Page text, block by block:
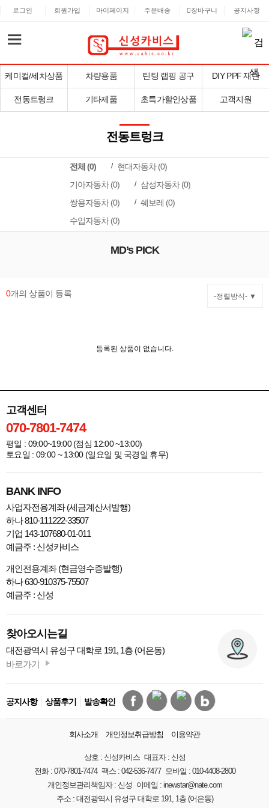
로그인 회원가입 마이페이지 주문배송 장바구니 공지사항
케미컬/세차상품 차량용품 틴팅 랩핑 공구 DIY PPF 재단
전동트렁크 기타제품 초특가할인상품 고객지원
전동트렁크
전체 (0)
현대자동차 (0)
기아자동차 (0)
삼성자동차 (0)
쌍용자동차 (0)
쉐보레 (0)
수입자동차 (0)
MD’s PICK
0개의 상품이 등록 -정렬방식- ▼
등록된 상품이 없습니다.
고객센터
070-7801-7474
평일 : 09:00~19:00 (점심 12:00 ~13:00)
토요일 : 09:00 ~ 13:00 (일요일 및 국경일 휴무)
BANK INFO
사업자전용계좌 (세금계산서발행)
하나 810-111222-33507
기업 143-107680-01-011
예금주 : 신성카비스
개인전용계좌 (현금영수증발행)
하나 630-910375-75507
예금주 : 신성
찾아오시는길
대전광역시 유성구 대학로 191, 1층 (어은동)
바로가기
공지사항 상품후기 발송확인
회사소개 개인정보취급방침 이용약관
상호 :신성카비스 대표자 :신성
전화 : 070-7801-7474 팩스 : 042-536-7477 모바일 : 010-4408-2800
개인정보관리책임자 : 신성 이메일 : inewstar@nate.com
주소 : 대전광역시 유성구 대학로 191, 1층 (어은동)